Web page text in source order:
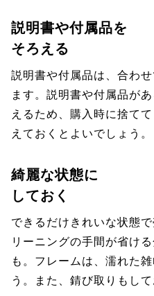
説明書や付属品を
そろえる
説明書や付属品は、合わ
ます。説明書や付属品が
えるため、購入時に捨て
えておくとよいでしょう。
綺麗な状態に
しておく
できるだけきれいな状態
リーニングの手間が省け
も。フレームは、濡れた
う。また、錆び取りもし